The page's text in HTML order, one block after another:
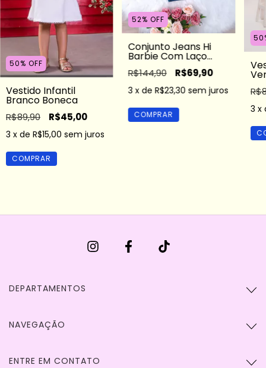
50% OFF
Vestido Infantil
Branco Boneca
R$89,90 R$45,00
3 x de R$15,00 sem juros
COMPRAR
52% OFF
Conjunto Jeans Hi
Barbie Com Laço
Luxo
R$144,90 R$69,90
3 x de R$23,30 sem juros
COMPRAR
50
3 x
DEPARTAMENTOS
NAVEGAÇÃO
ENTRE EM CONTATO